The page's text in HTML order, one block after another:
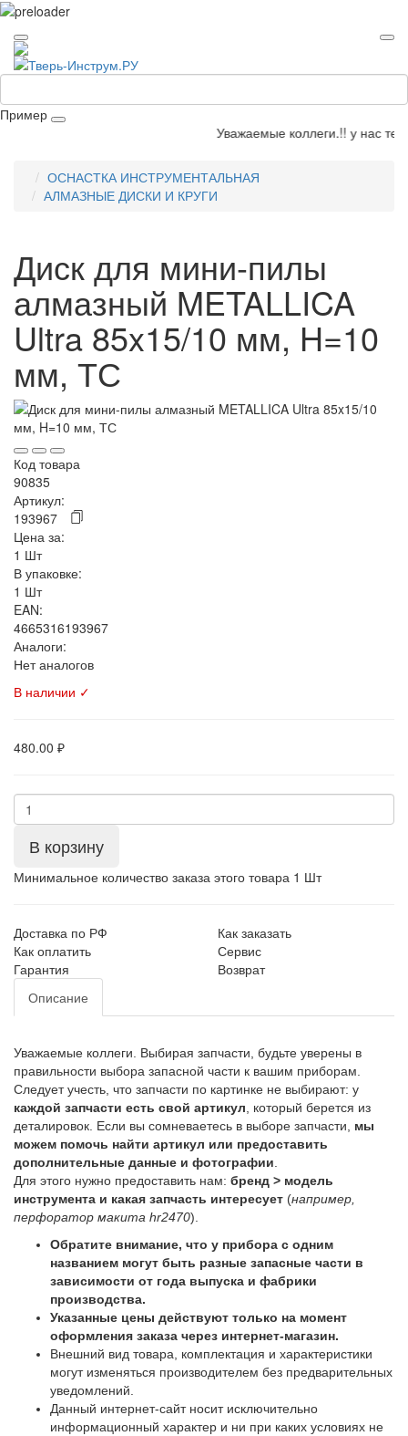
Пример
Уважаемые коллеги.!! у нас
ОСНАСТКА ИНСТРУМЕНТАЛЬНАЯ
АЛМАЗНЫЕ ДИСКИ И КРУГИ
Диск для мини-пилы
алмазный METALLICA
Ultra 85x15/10 мм, H=10
мм, ТС
Код товара
90835
Артикул:
193967
Цена за:
1 Шт
В упаковке:
1 Шт
EAN:
4665316193967
Аналоги:
Нет аналогов
В наличии ✓
480.00 ₽
В корзину
Минимальное количество заказа этого товара 1 Шт
Доставка по РФ
Как заказать
Как оплатить
Сервис
Гарантия
Возврат
Описание
Уважаемые коллеги. Выбирая запчасти, будьте уверены в
правильности выбора запасной части к вашим приборам.
Следует учесть, что запчасти по картинке не выбирают: у
каждой запчасти есть свой артикул , который берется из
деталировок. Если вы сомневаетесь в выборе запчасти, мы
можем помочь найти артикул или предоставить
дополнительные данные и фотографии
Для этого нужно предоставить нам: бренд > модель
инструмента и какая запчасть интересует (например,
перфоратор макита hr2470).
Обратите внимание, что у прибора с одним
названием могут быть разные запасные части в
зависимости от года выпуска и фабрики
производства.
Указанные цены действуют только на момент
оформления заказа через интернет-магазин.
Внешний вид товара, комплектация и характеристики
могут изменяться производителем без предварительных
уведомлений.
Данный интернет-сайт носит исключительно
информационный характер и ни при каких условиях не